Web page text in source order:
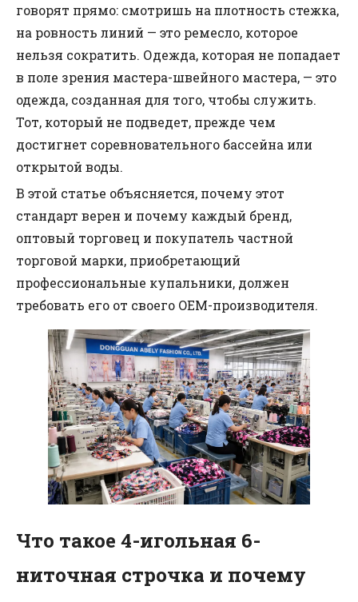
говорят прямо: смотришь на плотность стежка,
на ровность линий — это ремесло, которое
нельзя сократить. Одежда, которая не попадает
в поле зрения мастера-швейного мастера, — это
одежда, созданная для того, чтобы служить.
Тот, который не подведет, прежде чем
достигнет соревновательного бассейна или
открытой воды.
В этой статье объясняется, почему этот
стандарт верен и почему каждый бренд,
оптовый торговец и покупатель частной
торговой марки, приобретающий
профессиональные купальники, должен
требовать его от своего OEM-производителя.
Что такое 4-игольная 6-
ниточная строчка и почему